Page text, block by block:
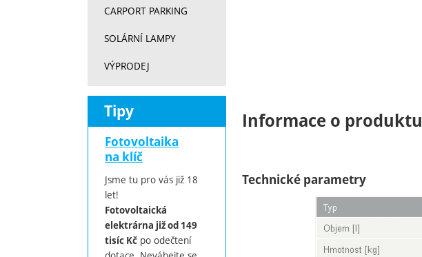
Informace o produktu
Technické parametry
CARPORT PARKING
SOLÁRNÍ LAMPY
VÝPRODEJ
Tipy
Fotovoltaika
na klíč
Jsme tu pro vás již 18
let!
Fotovoltaická
elektrárna již od 149
tisíc Kč po odečtení